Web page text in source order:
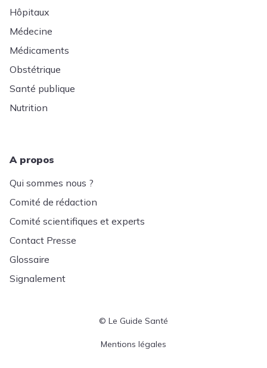
Hôpitaux
Médecine
Médicaments
Obstétrique
Santé publique
Nutrition
A propos
Qui sommes nous ?
Comité de rédaction
Comité scientifiques et experts
Contact Presse
Glossaire
Signalement
© Le Guide Santé
Menu Pied de page
Mentions légales